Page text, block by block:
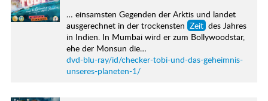
… einsamsten Gegenden der Arktis und landet
ausgerechnet in der trockensten Zeit des Jahres
in Indien. In Mumbai wird er zum Bollywoodstar,
ehe der Monsun die…
dvd-blu-ray/id/checker-tobi-und-das-geheimnis-
unseres-planeten-1/